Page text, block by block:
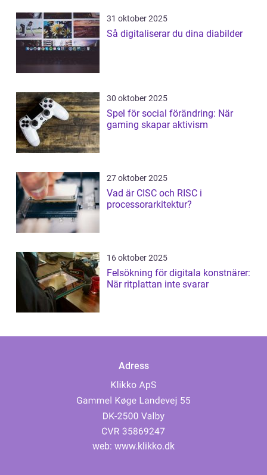
31 oktober 2025
Så digitaliserar du dina diabilder
30 oktober 2025
Spel för social förändring: När
gaming skapar aktivism
27 oktober 2025
Vad är CISC och RISC i
processorarkitektur?
16 oktober 2025
Felsökning för digitala konstnärer:
När ritplattan inte svarar
Adress
web: www.klikko.dk